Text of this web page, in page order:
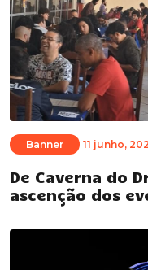
Banner 11 junho,
De Caverna do
ascenção dos